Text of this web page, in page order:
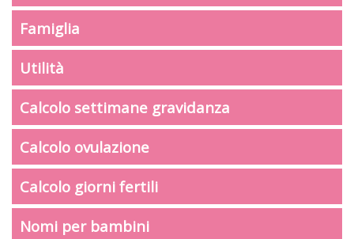
Famiglia
Utilità
Calcolo settimane gravidanza
Calcolo ovulazione
Calcolo giorni fertili
Nomi per bambini